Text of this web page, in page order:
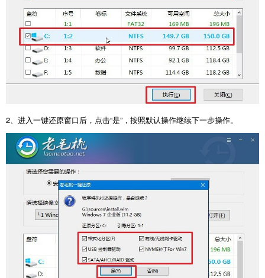
2 、进入一键还原窗口后，点击“是”，按照默认操作继续下一步操作。